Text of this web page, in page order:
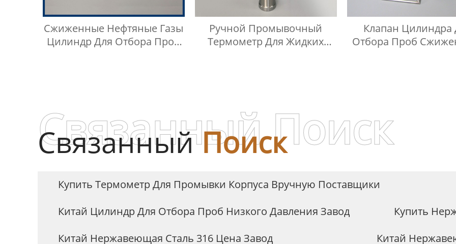
Сжиженные Нефтяные Газы
Цилиндр Для Отбора Проб
Ручной Промывочный
Термометр Для Жидких
Клапан Цилиндра
Отбора Проб
СвязанныйПоиск
Связанный Поиск
Купить Термометр Для Промывки Корпуса Вручную Поставщики
Китай Цилиндр Для Отбора Проб Низкого Давления Завод
Купить
Китай Нержавеющая Сталь 316 Цена Завод
Китай